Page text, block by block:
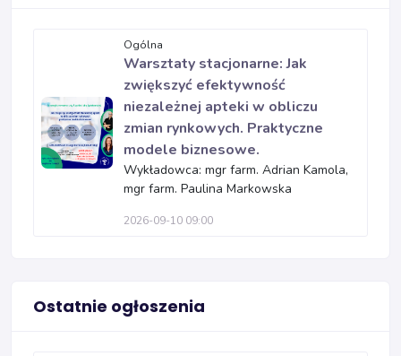
Ogólna
Warsztaty stacjonarne: Jak
zwiększyć efektywność
niezależnej apteki w obliczu
zmian rynkowych. Praktyczne
modele biznesowe.
Wykładowca: mgr farm. Adrian Kamola,
mgr farm. Paulina Markowska
2026-09-10 09:00
Ostatnie ogłoszenia